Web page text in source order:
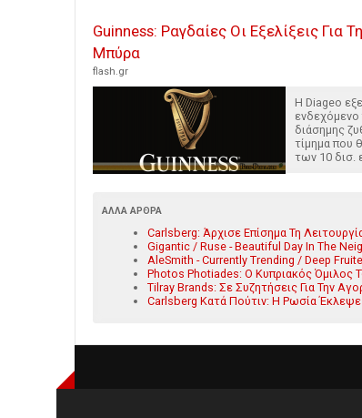
Guinness: Ραγδαίες Οι Εξελίξεις Για
Μπύρα
flash.gr
Η Diageo
διάσημης
τίμημα που
των 10 δισ.
ΆΛΛΑ ΆΡΘΡΑ
Carlsberg: Άρχισε Επίσημα Τη
Gigantic / Ruse - Beautiful Day In The
AleSmith - Currently Trending / Deep
Photos Photiades: Ο Κυπριακός Όμιλος
Tilray Brands: Σε Συζητήσεις Για Την
Carlsberg Κατά Πούτιν: Η Ρωσία Έκλεψε